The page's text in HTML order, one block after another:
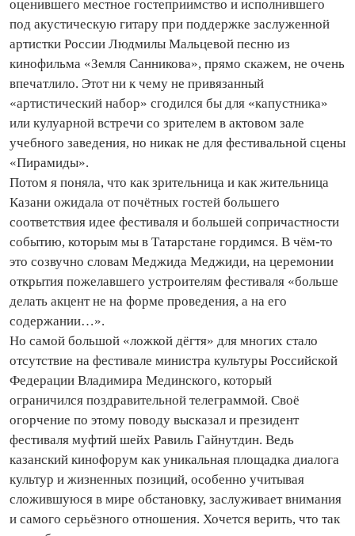
оценившего местное гостеприимство и исполнившего
под акустическую гитару при поддержке заслуженной
артистки России Людмилы Мальцевой песню из
кинофильма «Земля Санникова», прямо скажем, не очень
впечатлило. Этот ни к чему не привязанный
«артистический набор» сгодился бы для «капустника»
или кулуарной встречи со зрителем в актовом зале
учебного заведения, но никак не для фестивальной сцены
«Пирамиды».
Потом я поняла, что как зрительница и как жительница
Казани ожидала от почётных гостей большего
соответствия идее фестиваля и большей сопричастности
событию, которым мы в Татарстане гордимся. В чём‑то
это созвучно словам Меджида Меджиди, на церемонии
открытия пожелавшего устроителям фестиваля «больше
делать акцент не на форме проведения, а на его
содержании…».
Но самой большой «ложкой дёгтя» для многих стало
отсутствие на фестивале министра культуры Российской
Федерации Владимира Мединского, который
ограничился поздравительной телеграммой. Своё
огорчение по этому поводу высказал и президент
фестиваля муфтий шейх Равиль Гайнутдин. Ведь
казанский кинофорум как уникальная площадка диалога
культур и жизненных позиций, особенно учитывая
сложившуюся в мире обстановку, заслуживает внимания
и самого серь­ёзного отношения. Хочется верить, что так